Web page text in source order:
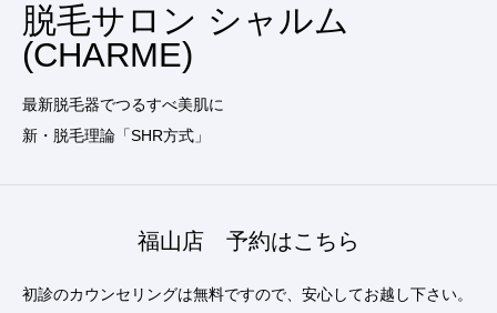
脱毛サロン シャルム
(CHARME)
最新脱毛器でつるすべ美肌に
新・脱毛理論「SHR方式」
福山店 予約はこちら
初診のカウンセリングは無料ですので、安心してお越し下さい。